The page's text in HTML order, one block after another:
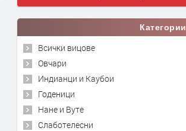
Категории
Всички вицове
Овчари
Индианци и Каубои
Годеници
Нане и Вуте
Слаботелесни